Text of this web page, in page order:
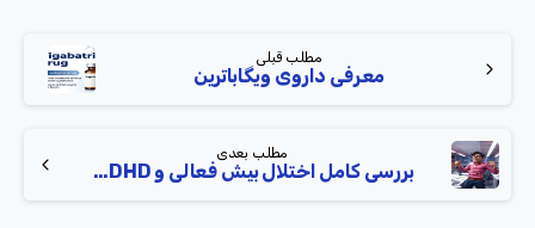
مطلب قبلی
معرفی داروی ویگاباترین
مطلب بعدی
بررسی کامل اختلال بیش‌ فعالی و ADHD از تشخیص تا درمان